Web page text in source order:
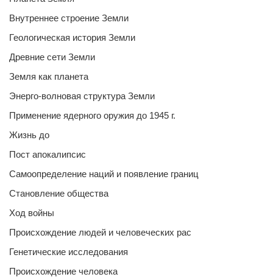
Внутреннее строение Земли
Геологическая история Земли
Древние сети Земли
Земля как планета
Энерго-волновая структура Земли
Применение ядерного оружия до 1945 г.
Жизнь до
Пост апокалипсис
Самоопределение наций и появление границ
Становление общества
Ход войны
Происхождение людей и человеческих рас
Генетические исследования
Происхождение человека